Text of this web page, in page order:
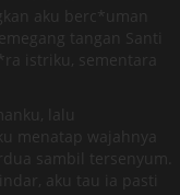
aku berc*uman
tangan Santi
istriku, sementara
lalu
menatap wajahnya
sambil tersenyum.
aku tau ia pasti